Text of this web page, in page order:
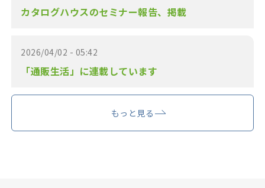
カタログハウスのセミナー報告、掲載
2026/04/02 - 05:42
「通販生活」に連載しています
もっと見る